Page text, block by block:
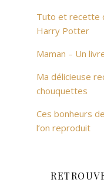
Tuto et recette
Harry Potter
Maman – Un
Ma délicieuse
chouquettes
Ces bonheurs
l’on reproduit